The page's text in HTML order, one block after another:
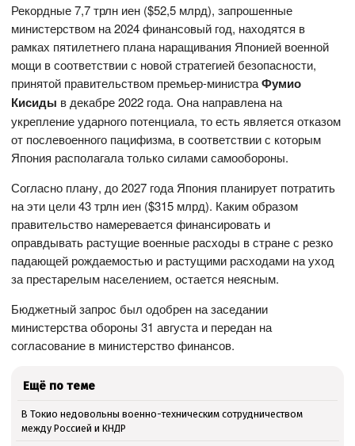
Рекордные 7,7 трлн иен ($52,5 млрд), запрошенные
министерством на 2024 финансовый год, находятся в
рамках пятилетнего плана наращивания Японией военной
мощи в соответствии с новой стратегией безопасности,
принятой правительством премьер-министраФумио
Кисиды в декабре 2022 года. Она направлена на
укрепление ударного потенциала, то есть является отказом
от послевоенного пацифизма, в соответствии с которым
Япония располагала только силами самообороны.
Согласно плану, до 2027 года Япония планирует потратить
на эти цели 43 трлн иен ($315 млрд). Каким образом
правительство намеревается финансировать и
оправдывать растущие военные расходы в стране с резко
падающей рождаемостью и растущими расходами на уход
за престарелым населением, остается неясным.
Бюджетный запрос был одобрен на заседании
министерства обороны 31 августа и передан на
согласование в министерство финансов.
Ещё по теме
В Токио недовольны военно-техническим сотрудничеством
между Россией и КНДР